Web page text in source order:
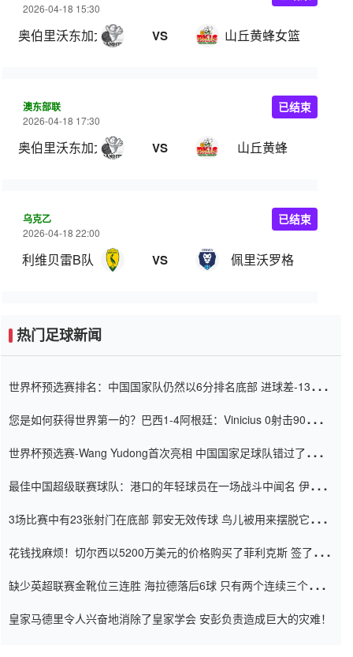
2026-04-18 15:30
奥伯里沃东加大盗女篮 VS 山丘黄蜂女篮
澳东部联
2026-04-18 17:30
奥伯里沃东加大盗 VS 山丘黄蜂
已结束
乌克乙
2026-04-18 22:00
利维贝雷B队 VS 佩里沃罗格
已结束
热门足球新闻
世界杯预选赛排名：中国国家队仍然以6分排名底部 进球差-13令人
您是如何获得世界第一的？巴西1-4阿根廷：Vinicius 0射击90分钟
世界杯预选赛-Wang Yudong首次亮相 中国国家足球队错过了世界
最佳中国超级联赛球队：港口的年轻球员在一场战斗中闻名 伊万放
3场比赛中有23张射门在底部 郭安无效传球 鸟儿被用来摆脱它
花钱找麻烦！切尔西以5200万美元的价格购买了菲利克斯 签了7年
缺少英超联赛金靴位三连胜 海拉德落后6球 只有两个连续三个连续
皇家马德里令人兴奋地消除了皇家学会 安彭负责造成巨大的灾难！